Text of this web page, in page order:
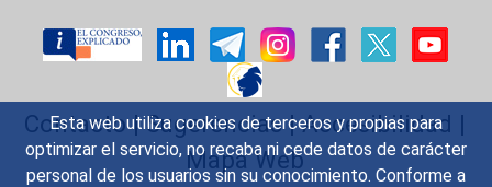
Esta web utiliza cookies de terceros y propias para
optimizar el servicio, no recaba ni cede datos de carácter
personal de los usuarios sin su conocimiento. Conforme a
Contacto|Sugerencias|Accesibilidad |
Mapa Web